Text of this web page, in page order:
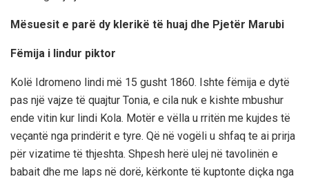
Mësuesit e parë dy klerikë të huaj dhe Pjetër Marubi
Fëmija i lindur piktor
Kolë Idromeno lindi më 15 gusht 1860. Ishte fëmija e dytë
pas një vajze të quajtur Tonia, e cila nuk e kishte mbushur
ende vitin kur lindi Kola. Motër e vëlla u rritën me kujdes të
veçantë nga prindërit e tyre. Që në vogëli u shfaq te ai prirja
për vizatime të thjeshta. Shpesh herë ulej në tavolinën e
babait dhe me laps në dorë, kërkonte të kuptonte diçka nga